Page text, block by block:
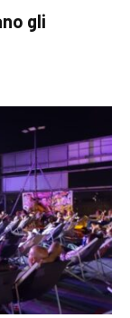
gli